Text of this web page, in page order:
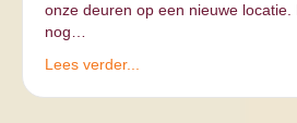
onze deuren op een nieuwe locatie.
nog…
Lees verder...